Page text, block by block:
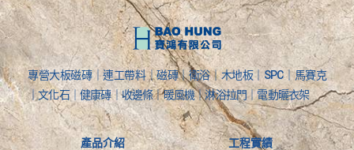
專營大板磁磚｜連工帶料｜磁磚｜衛浴｜木地板｜SPC｜馬賽克
｜文化石｜健康磚｜收邊條｜暖風機｜淋浴拉門｜電動曬衣架
產品介紹 工程實績